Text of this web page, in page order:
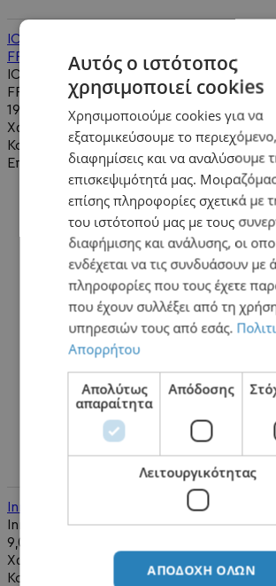
IC Chip DAP053T - PS5 Power Supply
FR
IC Chip DAP053T - PS5 Power Supply
FR..
19,90€
Χωρίς ΦΠΑ:16,05€
Καλάθι
Επιθυμητό
Inner Plastic Frame Replacement - PS5
Inner Plastic Frame Replacement - PS5
9,00€
Χωρίς ΦΠΑ:7,26€
Καλάθι
Αυτός ο ιστότοπος
χρησιμοποιεί cookies
Χρησιμοποιούμε cookies για να
εξατομικεύσουμε το
διαφημίσεις και να αναλύσουμε
επισκεψιμότητά μας.
επίσης πληροφορίες σχετικά με
του ιστότοπού μας με τους
διαφήμισης και ανάλυσης, οι
ενδέχεται να τις συνδυάσουν με
πληροφορίες που τους έχετε
που έχουν συλλέξει από τη
υπηρεσιών τους από εσάς.
Απορρήτου
Απολύτως
απαραίτητα
Απόδοσης
Λειτουργικότητας
ΑΠΟΔΟΧΉ ΌΛΩΝ